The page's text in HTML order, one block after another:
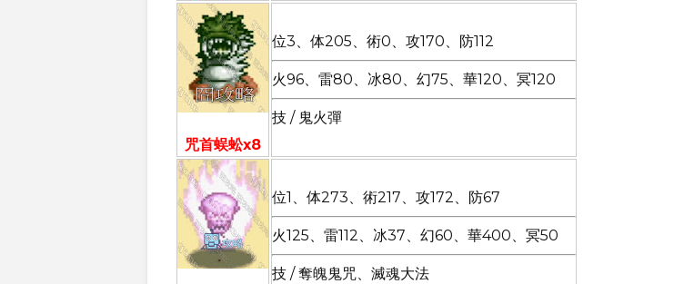
咒首蜈蚣x8
位3、体205、術0、攻170、防112
火96、雷80、冰80、幻75、華120、冥120
技 / 鬼火彈
位1、体273、術217、攻172、防67
火125、雷112、冰37、幻60、華400、冥50
技 / 奪魄鬼咒、滅魂大法